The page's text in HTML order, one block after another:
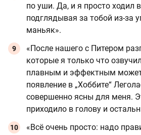
по уши. Да, и я просто ходил
подглядывая за тобой из-за
маньяк».
«После нашего с Питером
которые я только что
плавным и эффектным может
появление в „Хоббите“
совершенно ясны для меня.
приходило в голову и
«Всё очень просто: надо